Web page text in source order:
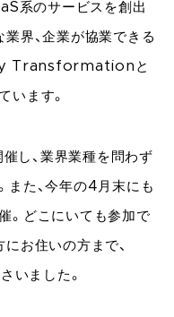
系のサービスを創出
界、企業が協業できる
Transformationと
います。
し、業界業種を問わず
また、今年の4月末にも
。どこにいても参加で
お住いの方まで、
いました。